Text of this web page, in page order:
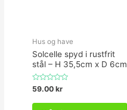
Hus og have
Solcelle spyd i rustfrit
stål – H 35,5cm x D 6cm
Vurderet
0
af
59.00 kr